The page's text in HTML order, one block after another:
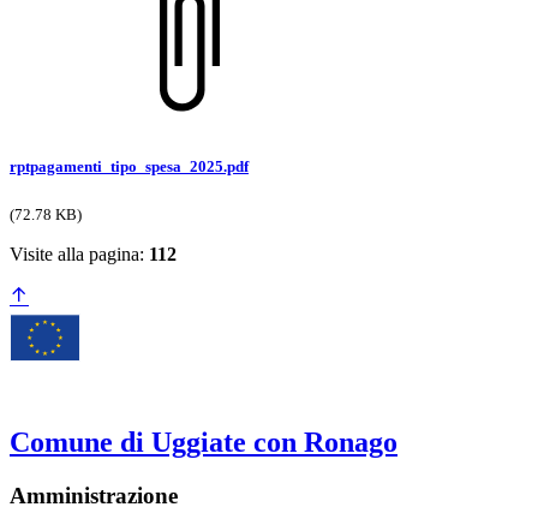
rptpagamenti_tipo_spesa_2025.pdf
(72.78 KB)
Visite alla pagina: 112
Comune di Uggiate con Ronago
Amministrazione